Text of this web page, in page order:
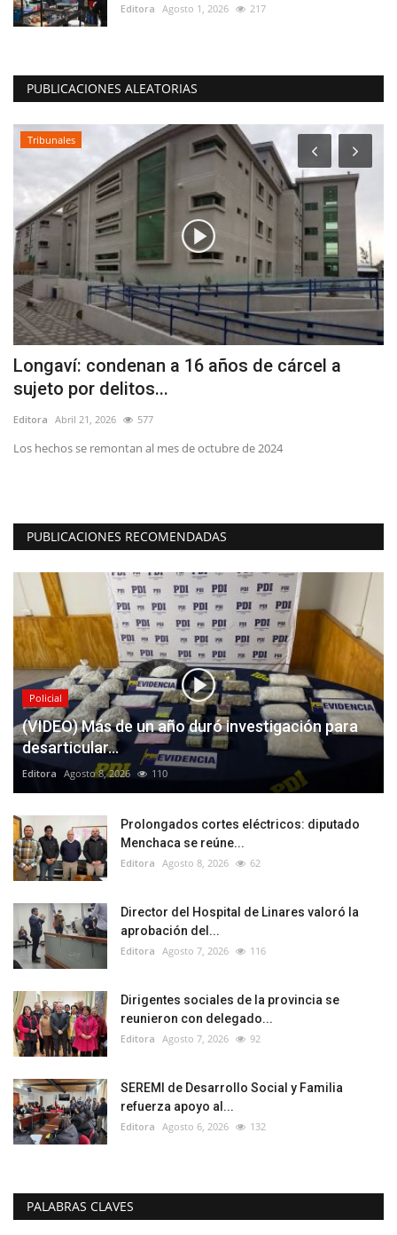
Editora Agosto 1, 2026 217
PUBLICACIONES ALEATORIAS
Tribunales
Longaví: condenan a 16 años de cárcel a
sujeto por delitos...
Editora Abril 21, 2026 577
Los hechos se remontan al mes de octubre de 2024
PUBLICACIONES RECOMENDADAS
Policial
(VIDEO) Más de un año duró investigación para
desarticular...
Editora Agosto 8, 2026 110
Prolongados cortes eléctricos: diputado
Menchaca se reúne...
Editora Agosto 8, 2026 62
Director del Hospital de Linares valoró la
aprobación del...
Editora Agosto 7, 2026 116
Dirigentes sociales de la provincia se
reunieron con delegado...
Editora Agosto 7, 2026 92
SEREMI de Desarrollo Social y Familia
refuerza apoyo al...
Editora Agosto 6, 2026 132
PALABRAS CLAVES